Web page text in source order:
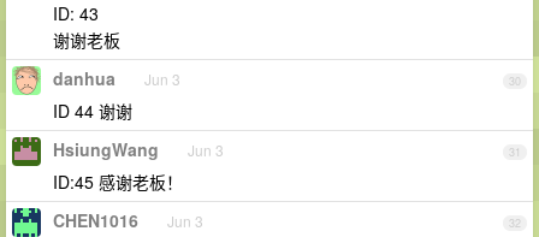
ID: 43
谢谢老板
30
danhua Jun 3
ID 44 谢谢
31
HsiungWang Jun 3
ID:45 感谢老板！
32
CHEN1016 Jun 3